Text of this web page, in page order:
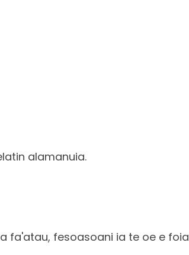
alamanuia.
fesoasoani ia te oe e